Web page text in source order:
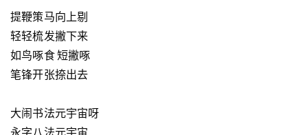
提鞭策马向上剔
轻轻梳发撇下来
如鸟啄食 短撇啄
笔锋开张捺出去
大闹书法元宇宙呀
永字八法元宇宙